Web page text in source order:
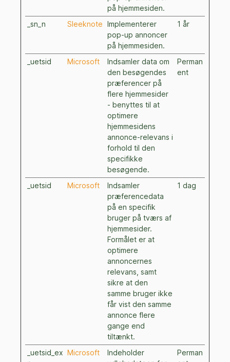
på hjemmesiden.
_sn_n Sleeknote Implementerer
pop-up annoncer
på hjemmesiden.
1 år
_uetsid Microsoft
Indsamler data om
den besøgendes
præferencer på
flere hjemmesider
- benyttes til at
optimere
hjemmesidens
annonce-relevans i
forhold til den
specifikke
besøgende.
Perman
ent
_uetsid Microsoft
Indsamler
præferencedata
på en specifik
bruger på tværs af
hjemmesider.
Formålet er at
optimere
annoncernes
relevans, samt
sikre at den
samme bruger ikke
får vist den samme
annonce flere
gange end
tiltænkt.
1 dag
_uetsid_ex Microsoft
Indeholder
Perman